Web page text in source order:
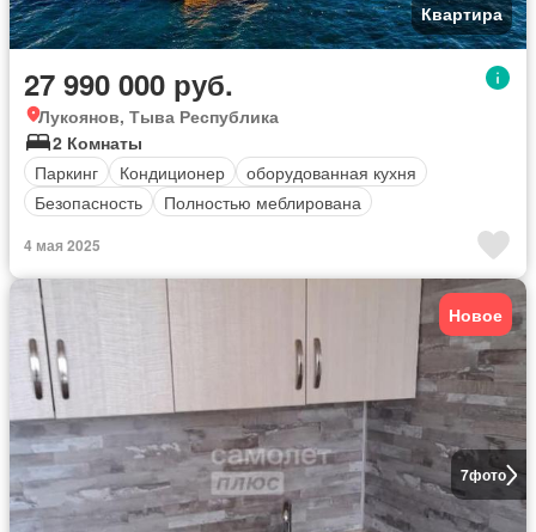
Квартира
27 990 000 руб.
Лукоянов, Тыва Республика
2 Комнаты
Паркинг
Кондиционер
оборудованная кухня
Безопасность
Полностью меблирована
4 мая 2025
7фото
Новое